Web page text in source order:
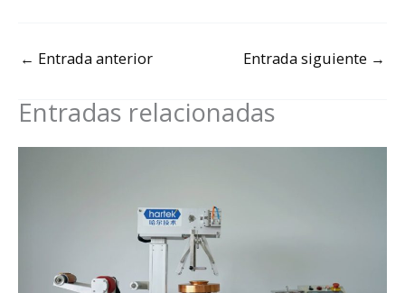
← Entrada anterior Entrada siguiente →
Entradas relacionadas